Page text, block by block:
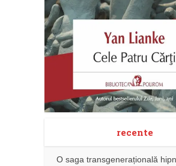
recente
O saga transgenerațională